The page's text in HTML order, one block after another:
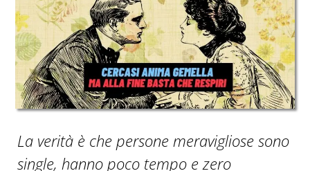
La verità è che persone meravigliose sono
single, hanno poco tempo e zero